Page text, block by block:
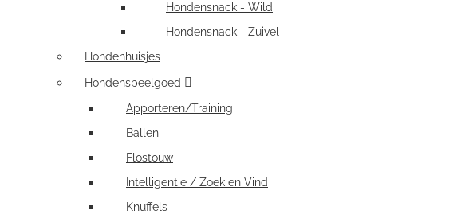
Hondensnack - Wild
Hondensnack - Zuivel
Hondenhuisjes
Hondenspeelgoed
Apporteren/Training
Ballen
Flostouw
Intelligentie / Zoek en Vind
Knuffels